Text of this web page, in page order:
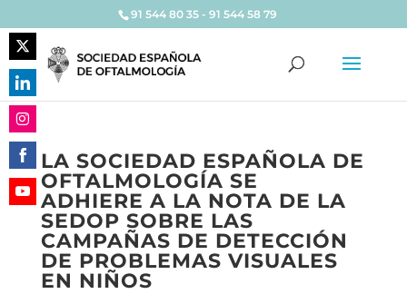
91 544 80 35 - 91 544 58 79
LA SOCIEDAD ESPAÑOLA DE
OFTALMOLOGÍA SE
ADHIERE A LA NOTA DE LA
SEDOP SOBRE LAS
CAMPAÑAS DE DETECCIÓN
DE PROBLEMAS VISUALES
EN NIÑOS
Share
on
Twitter
Share
on
LinkedIn
Share
on
Instagram
Share
on
Facebook
Share
YouTube